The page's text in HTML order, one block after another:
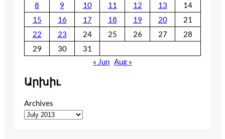
8
9 10 11 12 13
14
15
16 17 18 19 20
21
22
23 24 25 26 27
28
29
30
31
« Jun Aug »
Արխիւ
Archives